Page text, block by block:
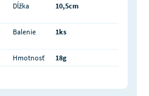
Dĺžka 10,5cm
Balenie 1ks
Hmotnosť
18g